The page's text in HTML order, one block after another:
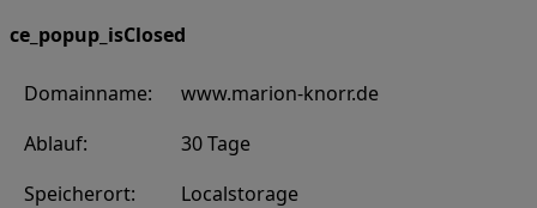
ce_popup_isClosed
Domainname:
www.marion-knorr.de
Ablauf:
30 Tage
Speicherort:
Localstorage